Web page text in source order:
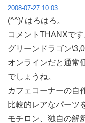
2008-07-27 10:03
(^^)/ はろはろ。
コメントTHANXです
グリーンドラゴン
オンラインだと通常
でしょうね。
カフェコーナーの自
比較的レアなパーツ
モチロン、独自の解